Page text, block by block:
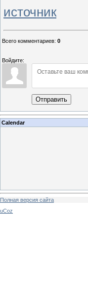
источник
Всего комментариев: 0
Войдите:
Отправить
Calendar
Полная версия сайта
uCoz